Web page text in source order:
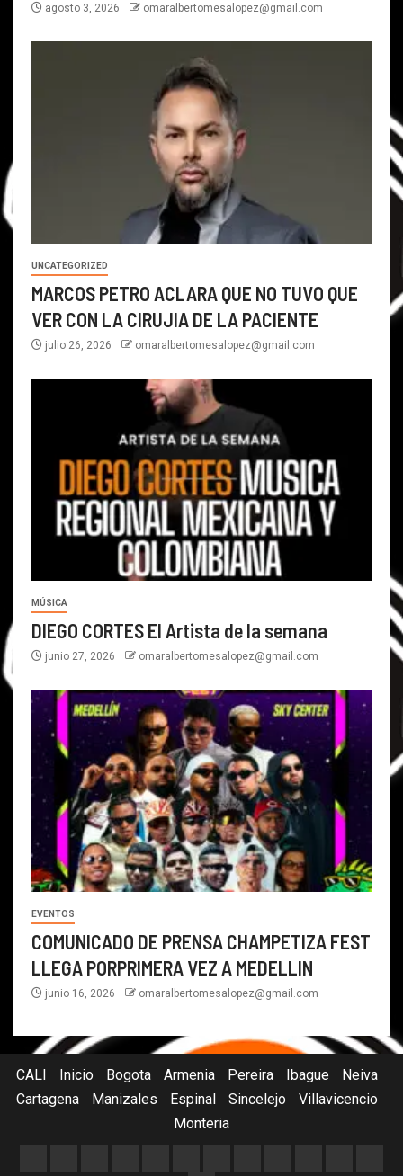
agosto 3, 2026 omaralbertomesalopez@gmail.com
UNCATEGORIZED
MARCOS PETRO ACLARA QUE NO TUVO QUE
VER CON LA CIRUJIA DE LA PACIENTE
julio 26, 2026 omaralbertomesalopez@gmail.com
MÚSICA
DIEGO CORTES El Artista de la semana
junio 27, 2026 omaralbertomesalopez@gmail.com
EVENTOS
COMUNICADO DE PRENSA CHAMPETIZA FEST
LLEGA PORPRIMERA VEZ A MEDELLIN
junio 16, 2026 omaralbertomesalopez@gmail.com
CALI Inicio Bogota Armenia Pereira Ibague
Neiva
Cartagena
Manizales Espinal Sincelejo
Villavicencio
Monteria